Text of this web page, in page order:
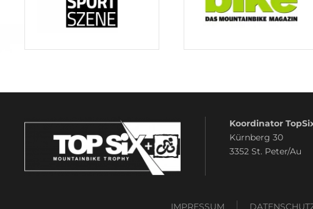
Koordinator
Kürnberg 30
3352 St. Peter/Au
IMPRESSUM